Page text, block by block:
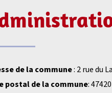
de la commune: 2 rue du
postal de la commune: 47420